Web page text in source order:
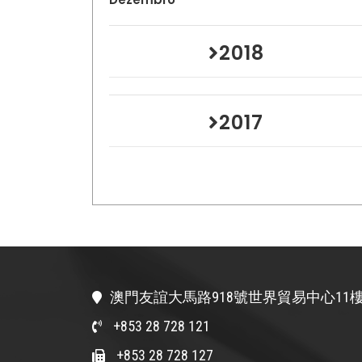
2018
2017
澳門友誼大馬路918號世界貿易中心11
+853 28 728 121
+853 28 728 127